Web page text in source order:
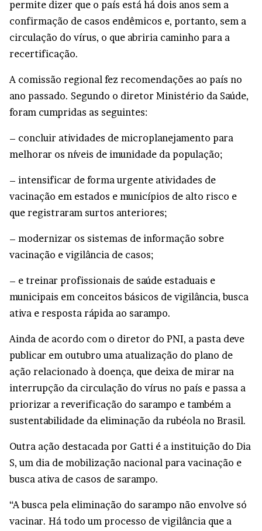
permite dizer que o país está há dois anos sem a
confirmação de casos endêmicos e, portanto, sem a
circulação do vírus, o que abriria caminho para a
recertificação.
A comissão regional fez recomendações ao país no
ano passado. Segundo o diretor Ministério da Saúde,
foram cumpridas as seguintes:
– concluir atividades de microplanejamento para
melhorar os níveis de imunidade da população;
– intensificar de forma urgente atividades de
vacinação em estados e municípios de alto risco e
que registraram surtos anteriores;
– modernizar os sistemas de informação sobre
vacinação e vigilância de casos;
– e treinar profissionais de saúde estaduais e
municipais em conceitos básicos de vigilância, busca
ativa e resposta rápida ao sarampo.
Ainda de acordo com o diretor do PNI, a pasta deve
publicar em outubro uma atualização do plano de
ação relacionado à doença, que deixa de mirar na
interrupção da circulação do vírus no país e passa a
priorizar a reverificação do sarampo e também a
sustentabilidade da eliminação da rubéola no Brasil.
Outra ação destacada por Gatti é a instituição do Dia
S, um dia de mobilização nacional para vacinação e
busca ativa de casos de sarampo.
“A busca pela eliminação do sarampo não envolve só
vacinar. Há todo um processo de vigilância que a